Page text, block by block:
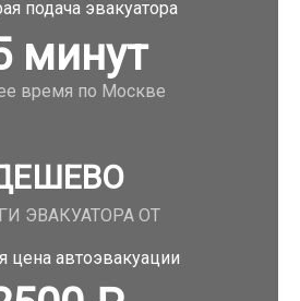
минут
время по Москве
ЭВАКУАТОРА ОТ